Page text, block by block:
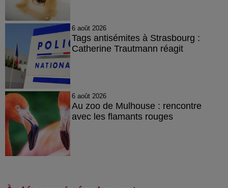
6 août 2026
Tags antisémites à Strasbourg :
Catherine Trautmann réagit
6 août 2026
Au zoo de Mulhouse : rencontre
avec les flamants rouges